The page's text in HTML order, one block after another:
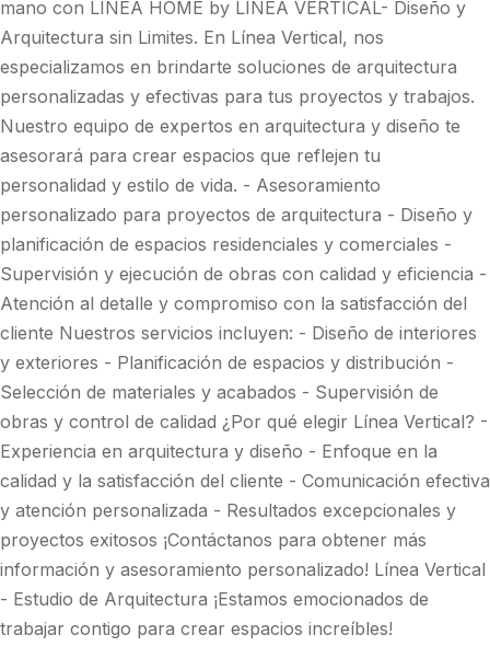
mano con LINEA HOME by LINEA VERTICAL- Diseño y
Arquitectura sin Limites. En Línea Vertical, nos
especializamos en brindarte soluciones de arquitectura
personalizadas y efectivas para tus proyectos y trabajos.
Nuestro equipo de expertos en arquitectura y diseño te
asesorará para crear espacios que reflejen tu
personalidad y estilo de vida. - Asesoramiento
personalizado para proyectos de arquitectura - Diseño y
planificación de espacios residenciales y comerciales -
Supervisión y ejecución de obras con calidad y eficiencia -
Atención al detalle y compromiso con la satisfacción del
cliente Nuestros servicios incluyen: - Diseño de interiores
y exteriores - Planificación de espacios y distribución -
Selección de materiales y acabados - Supervisión de
obras y control de calidad ¿Por qué elegir Línea Vertical? -
Experiencia en arquitectura y diseño - Enfoque en la
calidad y la satisfacción del cliente - Comunicación efectiva
y atención personalizada - Resultados excepcionales y
proyectos exitosos ¡Contáctanos para obtener más
información y asesoramiento personalizado! Línea Vertical
- Estudio de Arquitectura ¡Estamos emocionados de
trabajar contigo para crear espacios increíbles!